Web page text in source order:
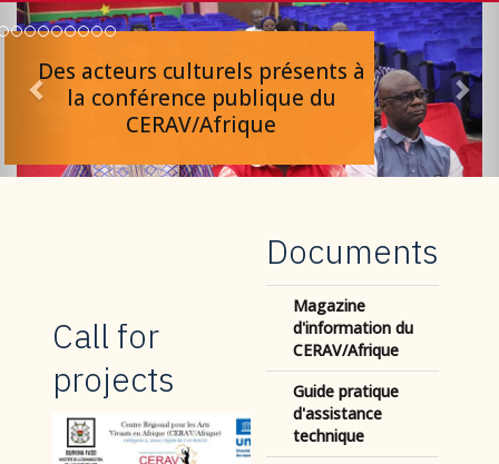
Des acteurs culturels présents à
la conférence publique du
CERAV/Afrique
Précédent
Call for
projects
Documents
Magazine
d'information du
CERAV/Afrique
Guide pratique
d'assistance
technique